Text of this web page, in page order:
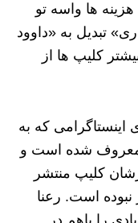
ها واسه تو
تبدیل به «داوود
کلیپ ‌ها از
که به
معروف شده است و
کلیپ منتشر
است. رعنا